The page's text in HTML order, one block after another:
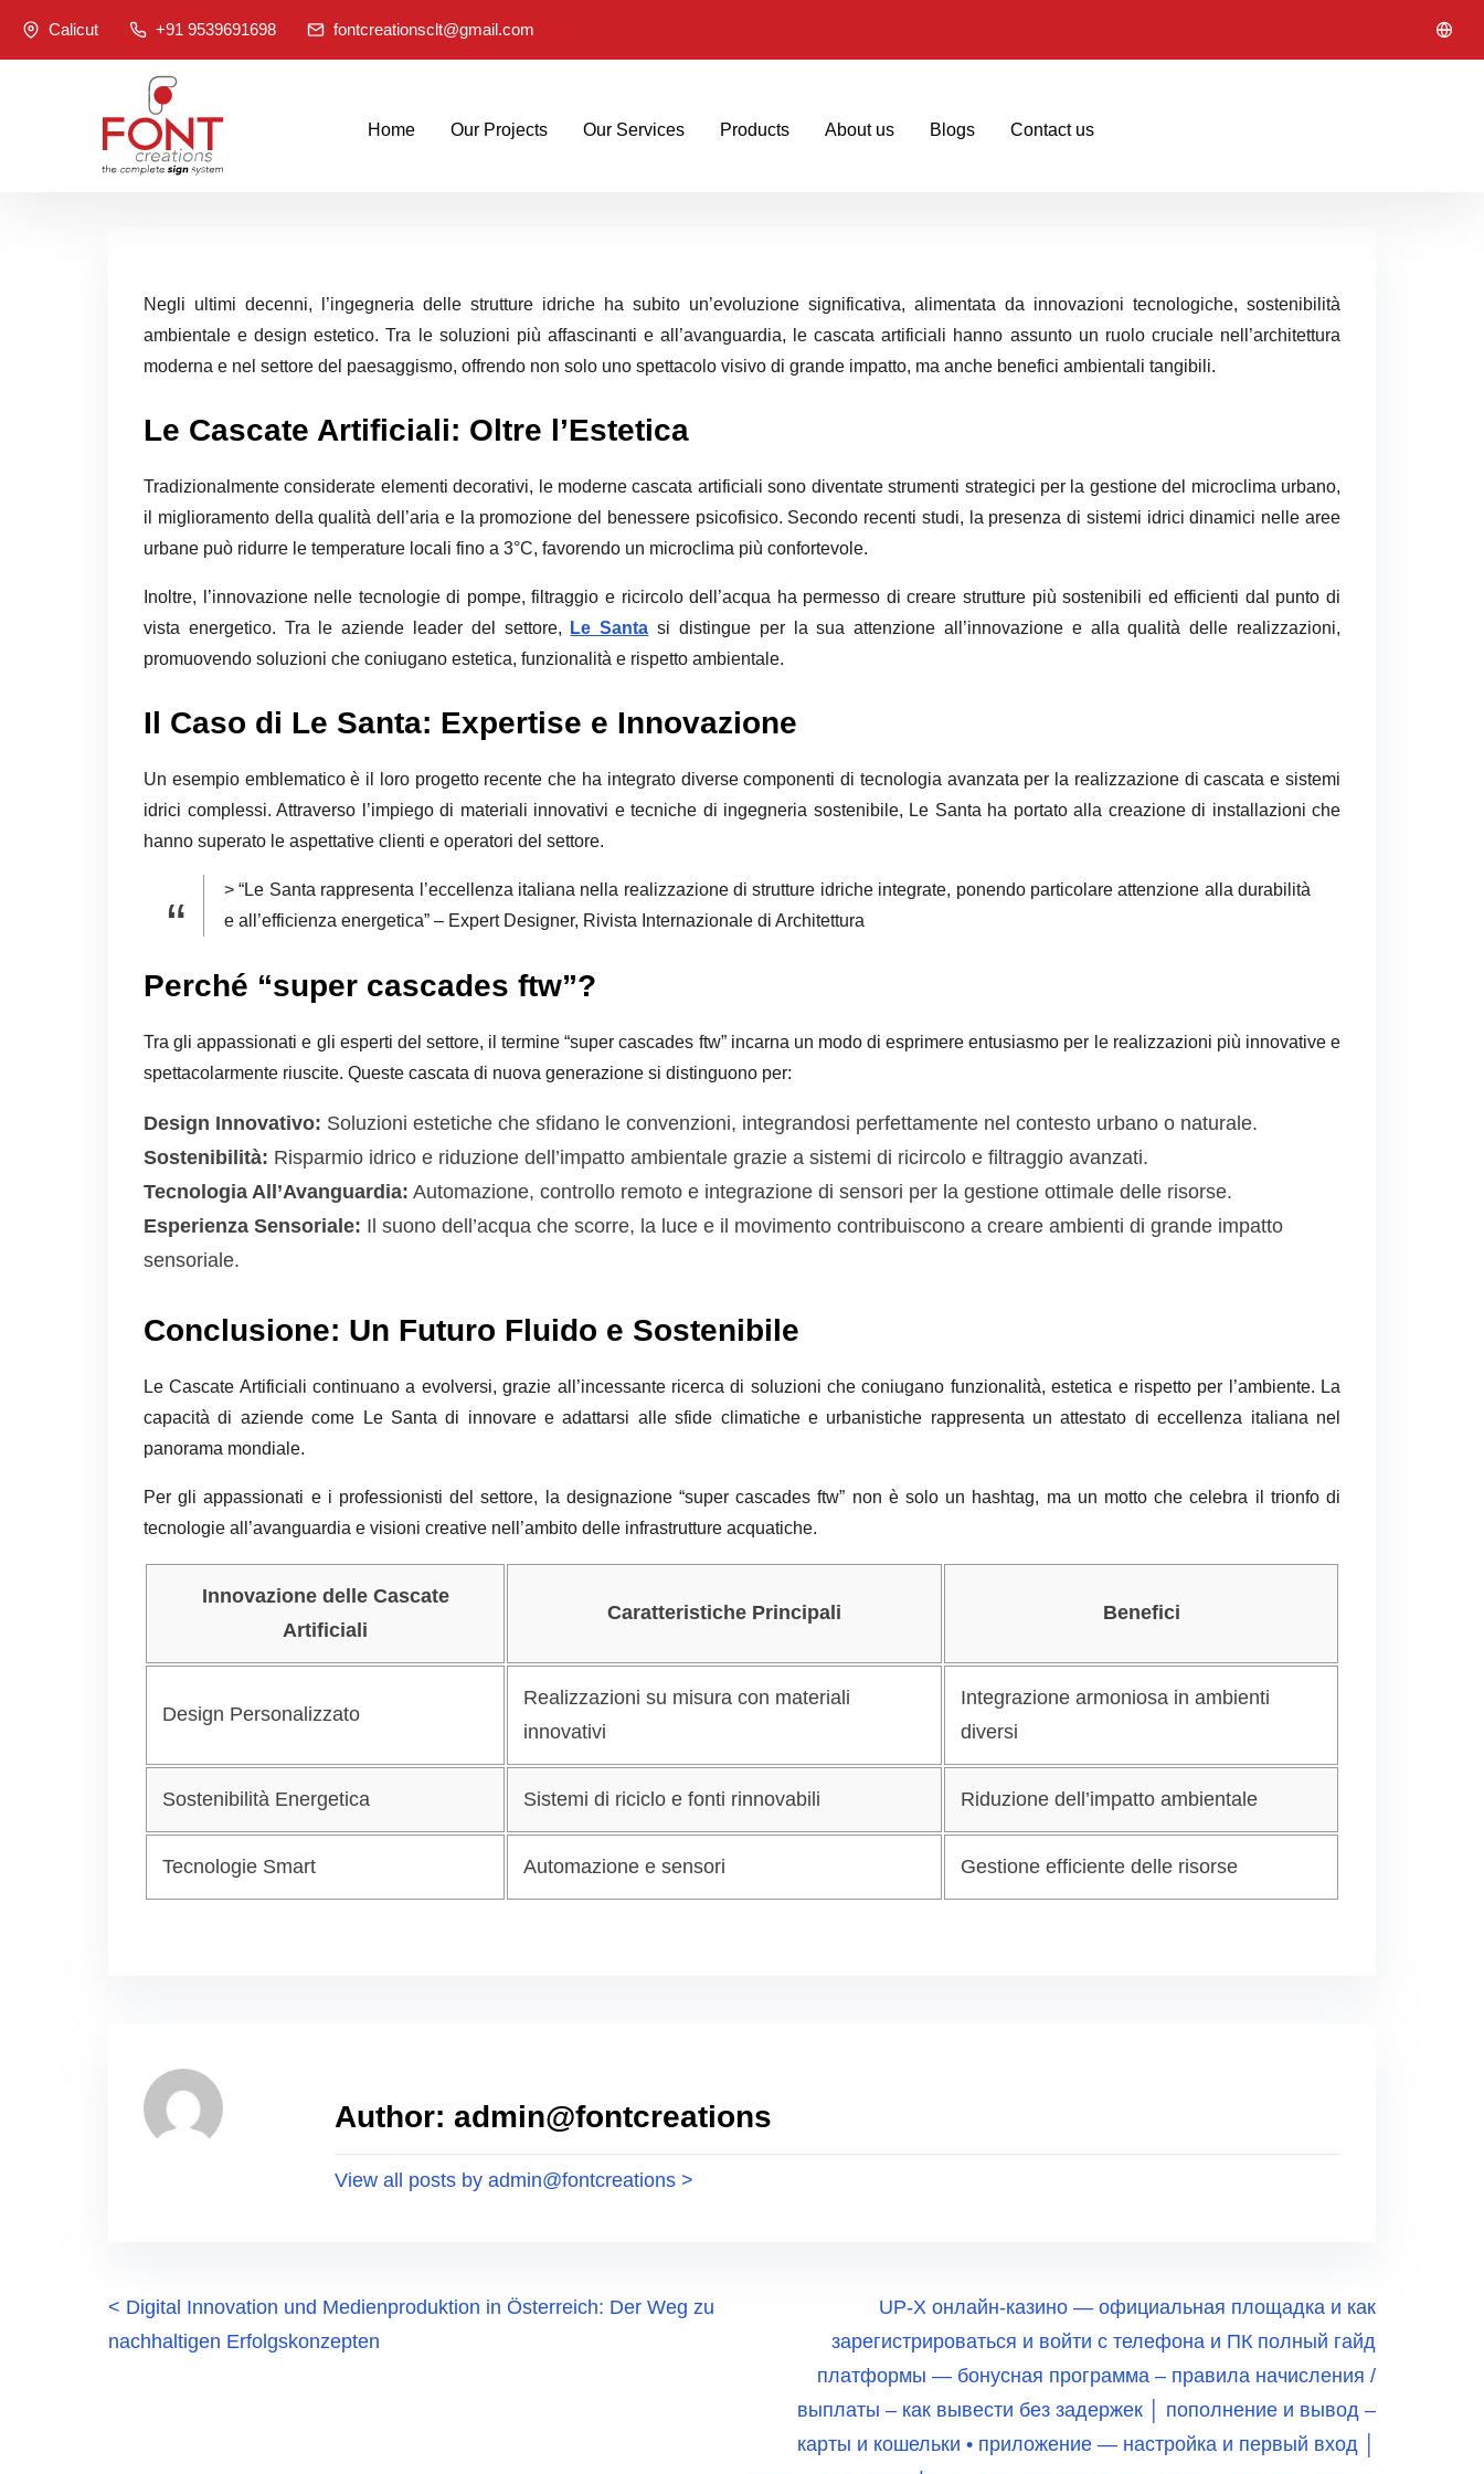
Calicut +91 9539691698 fontcreationsclt@gmail.com
Home Our Projects Our Services Products About us Blogs Contact us
Negli ultimi decenni, l’ingegneria delle strutture idriche ha subito un’evoluzione significativa, alimentata da innovazioni tecnologiche, sostenibilità
ambientale e design estetico. Tra le soluzioni più affascinanti e all’avanguardia, le cascata artificiali hanno assunto un ruolo cruciale nell’architettura
moderna e nel settore del paesaggismo, offrendo non solo uno spettacolo visivo di grande impatto, ma anche benefici ambientali tangibili.
Le Cascate Artificiali: Oltre l’Estetica
Tradizionalmente considerate elementi decorativi, le moderne cascata artificiali sono diventate strumenti strategici per la gestione del microclima urbano,
il miglioramento della qualità dell’aria e la promozione del benessere psicofisico. Secondo recenti studi, la presenza di sistemi idrici dinamici nelle aree
urbane può ridurre le temperature locali fino a 3°C, favorendo un microclima più confortevole.
Inoltre, l’innovazione nelle tecnologie di pompe, filtraggio e ricircolo dell’acqua ha permesso di creare strutture più sostenibili ed efficienti dal punto di
vista energetico. Tra le aziende leader del settore,
Le Santa si distingue per la sua attenzione all’innovazione e alla qualità delle realizzazioni,
promuovendo soluzioni che coniugano estetica, funzionalità e rispetto ambientale.
Il Caso di Le Santa: Expertise e Innovazione
Un esempio emblematico è il loro progetto recente che ha integrato diverse componenti di tecnologia avanzata per la realizzazione di cascata e sistemi
idrici complessi. Attraverso l’impiego di materiali innovativi e tecniche di ingegneria sostenibile, Le Santa ha portato alla creazione di installazioni che
hanno superato le aspettative clienti e operatori del settore.
> “Le Santa rappresenta l’eccellenza italiana nella realizzazione di strutture idriche integrate, ponendo particolare attenzione alla durabilità
e all’efficienza energetica” – Expert Designer, Rivista Internazionale di Architettura
Perché “super cascades ftw”?
Tra gli appassionati e gli esperti del settore, il termine “super cascades ftw” incarna un modo di esprimere entusiasmo per le realizzazioni più innovative e
spettacolarmente riuscite. Queste cascata di nuova generazione si distinguono per:
Design Innovativo: Soluzioni estetiche che sfidano le convenzioni, integrandosi perfettamente nel contesto urbano o naturale.
Sostenibilità: Risparmio idrico e riduzione dell’impatto ambientale grazie a sistemi di ricircolo e filtraggio avanzati.
Tecnologia All’Avanguardia: Automazione, controllo remoto e integrazione di sensori per la gestione ottimale delle risorse.
Esperienza Sensoriale: Il suono dell’acqua che scorre, la luce e il movimento contribuiscono a creare ambienti di grande impatto
sensoriale.
Conclusione: Un Futuro Fluido e Sostenibile
Le Cascate Artificiali continuano a evolversi, grazie all’incessante ricerca di soluzioni che coniugano funzionalità, estetica e rispetto per l’ambiente. La
capacità di aziende come Le Santa di innovare e adattarsi alle sfide climatiche e urbanistiche rappresenta un attestato di eccellenza italiana nel
panorama mondiale.
Per gli appassionati e i professionisti del settore, la designazione “super cascades ftw” non è solo un hashtag, ma un motto che celebra il trionfo di
tecnologie all’avanguardia e visioni creative nell’ambito delle infrastrutture acquatiche.
Innovazione delle Cascate
Artificiali
Caratteristiche Principali Benefici
Design Personalizzato
Realizzazioni su misura con materiali
innovativi
Integrazione armoniosa in ambienti
diversi
Sostenibilità Energetica Sistemi di riciclo e fonti rinnovabili Riduzione dell’impatto ambientale
Tecnologie Smart Automazione e sensori Gestione efficiente delle risorse
Author: admin@fontcreations
View all posts by admin@fontcreations >
P
o
< Digital Innovation und Medienproduktion in Österreich: Der Weg zu
nachhaltigen Erfolgskonzepten
UP-X онлайн-казино — официальная площадка и как
зарегистрироваться и войти с телефона и ПК полный гайд
платформы — бонусная программа – правила начисления /
выплаты – как вывести без задержек │ пополнение и вывод –
карты и кошельки • приложение — настройка и первый вход │